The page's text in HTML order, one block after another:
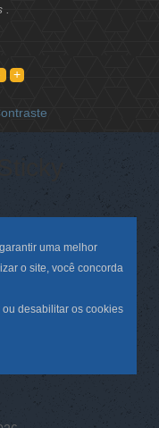
.
uma melhor
o site, você concorda
desabilitar os cookies